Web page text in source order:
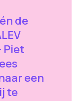
de
Piet
een
te